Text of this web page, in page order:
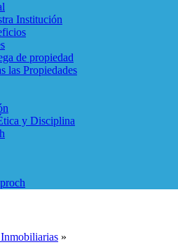
Institución
de propiedad
las Propiedades
y Disciplina
»